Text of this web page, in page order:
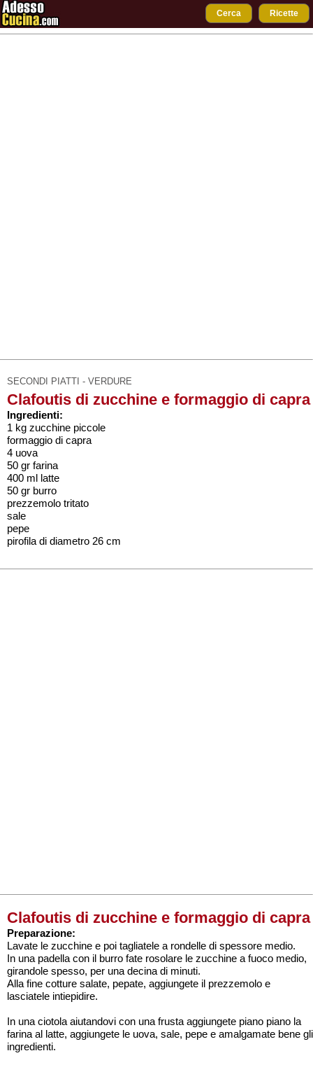
Cerca Ricette
SECONDI PIATTI - VERDURE
Clafoutis di zucchine e formaggio di capra
Ingredienti:
1 kg zucchine piccole
formaggio di capra
4 uova
50 gr farina
400 ml latte
50 gr burro
prezzemolo tritato
sale
pepe
pirofila di diametro 26 cm
Clafoutis di zucchine e formaggio di capra
Preparazione:
Lavate le zucchine e poi tagliatele a rondelle di spessore medio.
In una padella con il burro fate rosolare le zucchine a fuoco medio,
girandole spesso, per una decina di minuti.
Alla fine cotture salate, pepate, aggiungete il prezzemolo e
lasciatele intiepidire.
In una ciotola aiutandovi con una frusta aggiungete piano piano la
farina al latte, aggiungete le uova, sale, pepe e amalgamate bene gli
ingredienti.